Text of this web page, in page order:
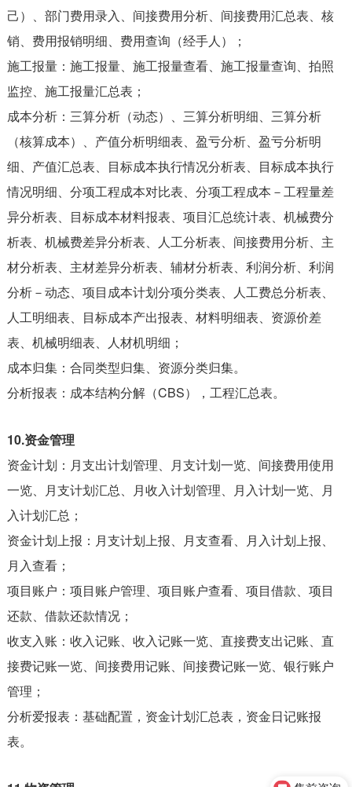
己）、部门费用录入、间接费用分析、间接费用汇总表、核
销、费用报销明细、费用查询（经手人）；
施工报量：施工报量、施工报量查看、施工报量查询、拍照
监控、施工报量汇总表；
成本分析：三算分析（动态）、三算分析明细、三算分析
（核算成本）、产值分析明细表、盈亏分析、盈亏分析明
细、产值汇总表、目标成本执行情况分析表、目标成本执行
情况明细、分项工程成本对比表、分项工程成本－工程量差
异分析表、目标成本材料报表、项目汇总统计表、机械费分
析表、机械费差异分析表、人工分析表、间接费用分析、主
材分析表、主材差异分析表、辅材分析表、利润分析、利润
分析－动态、项目成本计划分项分类表、人工费总分析表、
人工明细表、目标成本产出报表、材料明细表、资源价差
表、机械明细表、人材机明细；
成本归集：合同类型归集、资源分类归集。
分析报表：成本结构分解（CBS），工程汇总表。
10.资金管理
资金计划：月支出计划管理、月支计划一览、间接费用使用
一览、月支计划汇总、月收入计划管理、月入计划一览、月
入计划汇总；
资金计划上报：月支计划上报、月支查看、月入计划上报、
月入查看；
项目账户：项目账户管理、项目账户查看、项目借款、项目
还款、借款还款情况；
收支入账：收入记账、收入记账一览、直接费支出记账、直
接费记账一览、间接费用记账、间接费记账一览、银行账户
管理；
分析爱报表：基础配置，资金计划汇总表，资金日记账报
表。